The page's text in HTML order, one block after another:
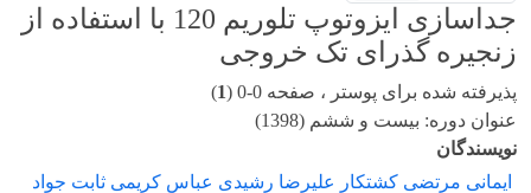
جداسازی ایزوتوپ تلوریم 120 با استفاده از
زنجیره گذرای تک خروجی
پذیرفته شده برای پوستر ، صفحه 0-0 ( 1
)
عنوان دوره: بیست و ششم (1398)
نویسندگان
ایمانی مرتضی کشتکار علیرضا رشیدی عباس کریمی ثابت جواد